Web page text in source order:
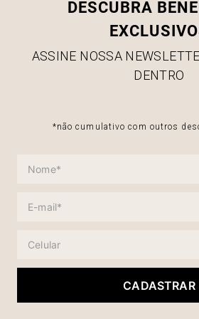
DESCUBRA
ASSINE NOSSA
DENTRO
*não cumulativo com outros
CADASTRAR